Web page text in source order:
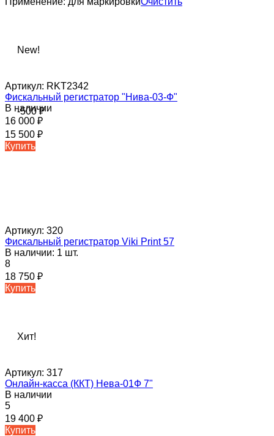
New!
-500₽
Артикул: RKT2342
Фискальный регистратор "Нива-03-Ф"
В наличии
16 000 ₽
15 500 ₽
Купить
Артикул: 320
Фискальный регистратор Viki Print 57
В наличии: 1 шт.
8
18 750 ₽
Купить
Хит!
Артикул: 317
Онлайн-касса (ККТ) Нева-01Ф 7"
В наличии
5
19 400 ₽
Купить